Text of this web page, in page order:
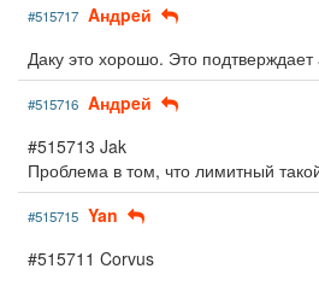
#515717 Aндpeй
Даку это хорошо. Это
#515716 Aндpeй
#515713 Jak
Проблема в том, что лимитный
#515715 Yan
#515711 Corvus